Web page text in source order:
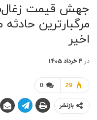
جهش قیمت
اخیر
در 4 خرداد 1405
0 29
بازنشر